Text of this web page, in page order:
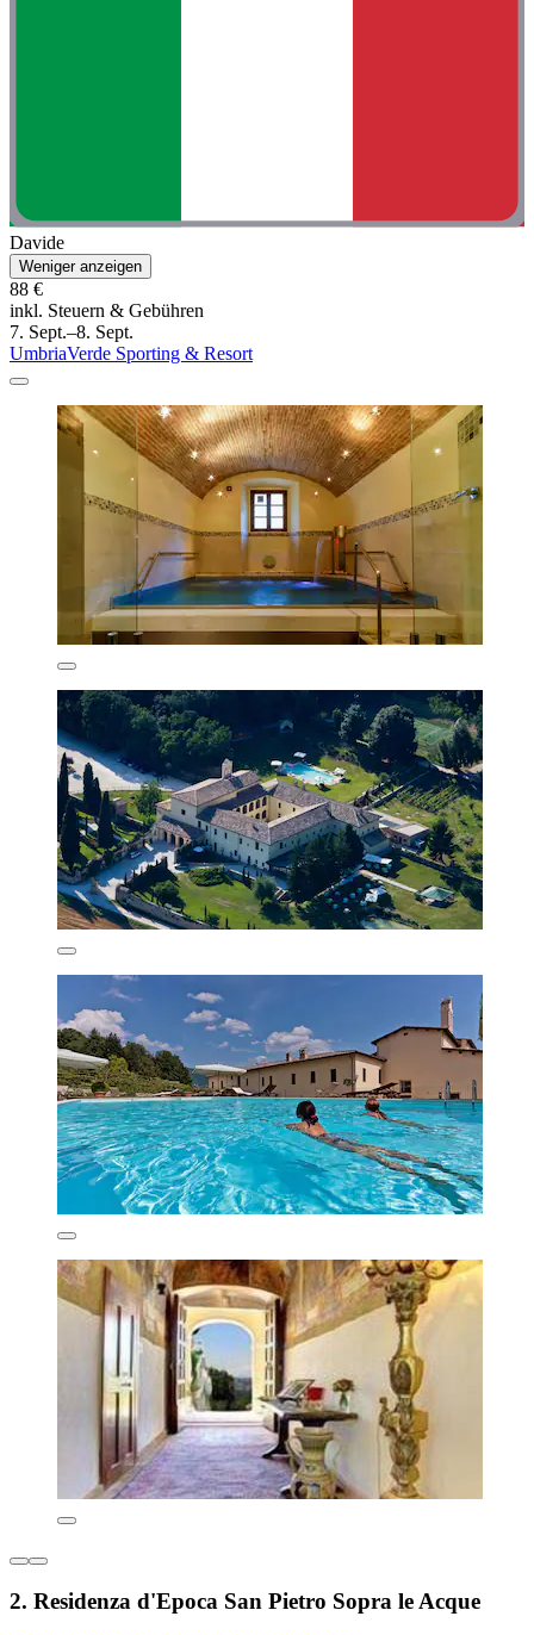
Davide
Weniger anzeigen
88 €
inkl. Steuern & Gebühren
7. Sept.–8. Sept.
UmbriaVerde Sporting & Resort
2. Residenza d'Epoca San Pietro Sopra le Acque